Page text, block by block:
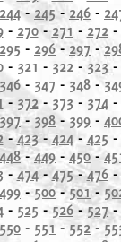
244-245 - 246 -
- 270-271 - 272-
295 - 296- 297 -
- 321 - 322- 323-
346 - 347 - 348 -
- 372- 373 - 374-
397 - 398 - 399 -
-423-424- 425 -
448-449 - 450-
- 474- 475-476-
499 -500-501-
- 525 - 526-527-
550 - 551 - 552-